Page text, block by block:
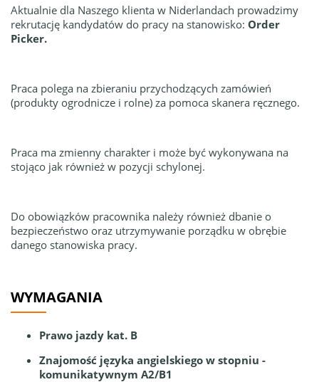
Aktualnie dla Naszego klienta w Niderlandach prowadzimy
rekrutację kandydatów do pracy na stanowisko: Order
Picker.
Praca polega na zbieraniu przychodzących zamówień
(produkty ogrodnicze i rolne) za pomoca skanera ręcznego.
Praca ma zmienny charakter i może być wykonywana na
stojąco jak również w pozycji schylonej.
Do obowiązków pracownika należy również dbanie o
bezpieczeństwo oraz utrzymywanie porządku w obrębie
danego stanowiska pracy.
WYMAGANIA
Prawo jazdy kat. B
Znajomość języka angielskiego w stopniu -
komunikatywnym A2/B1